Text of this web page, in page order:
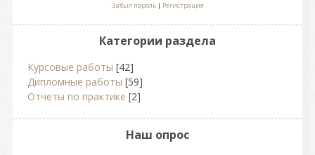
Забыл пароль| Регистрация
Категории раздела
Курсовые работы [42]
Дипломные работы [59]
Отчеты по практике [2]
Наш опрос